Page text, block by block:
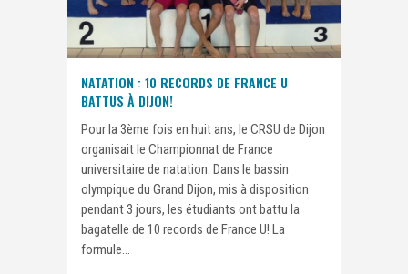
NATATION : 10 RECORDS DE FRANCE U
BATTUS À DIJON!
Pour la 3ème fois en huit ans, le CRSU de Dijon
organisait le Championnat de France
universitaire de natation. Dans le bassin
olympique du Grand Dijon, mis à disposition
pendant 3 jours, les étudiants ont battu la
bagatelle de 10 records de France U! La
formule...